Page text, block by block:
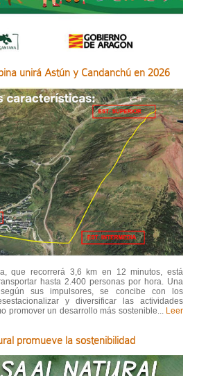
unirá Astún y Candanchú en 2026
que recorrerá 3,6 km en 12 minutos, está
hasta 2.400 personas por hora. Una
sus impulsores, se concibe con los
y diversificar las actividades
promover un desarrollo más sostenible... Leer
promueve la sostenibilidad